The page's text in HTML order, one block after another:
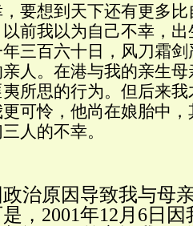
要想到天下还有更多
前我以为自己不幸，
三百六十日，风刀霜
人。在港与我的亲生
所思的行为。但后来
可怜，他尚在娘胎中
人的不幸。
治原因导致我与母
， 2001年12月6日